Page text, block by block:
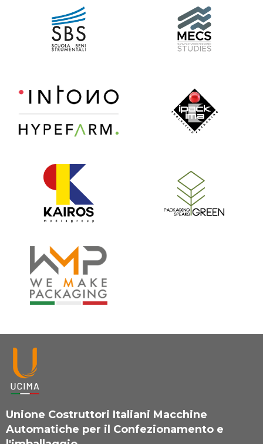
Unione Costruttori Italiani Macchine
Automatiche per il Confezionamento e